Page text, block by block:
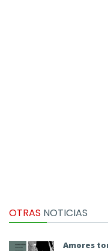
OTRAS NOTICIAS
Amores